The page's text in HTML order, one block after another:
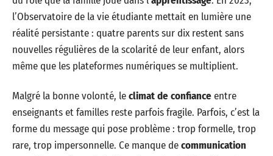
l’Observatoire de la vie étudiante mettait en lumière une
réalité persistante : quatre parents sur dix restent sans
nouvelles régulières de la scolarité de leur enfant, alors
même que les plateformes numériques se multiplient.
Malgré la bonne volonté, leclimat de confianceentre
enseignants et familles reste parfois fragile. Parfois, c’est la
forme du message qui pose problème : trop formelle, trop
rare, trop impersonnelle. Ce manque decommunication